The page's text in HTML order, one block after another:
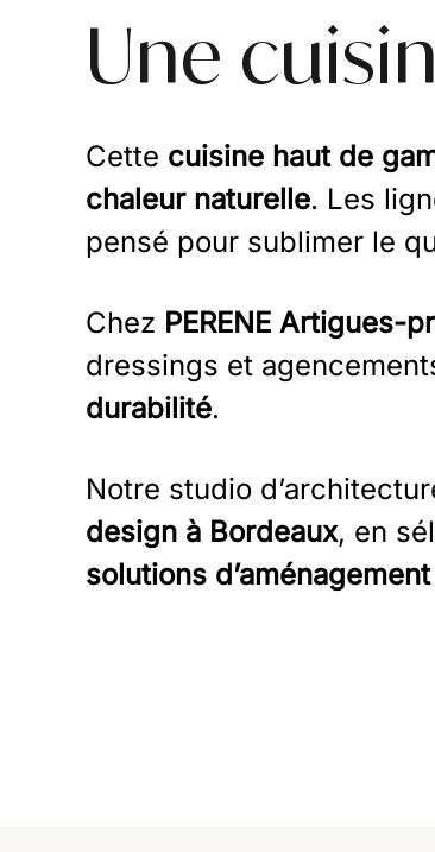
Une
Cette cuisine haut de
chaleur naturelle. Les
pensé pour sublimer le
Chez PERENE Artigues-
dressings et
durabilité.
Notre studio
design à Bordeaux, en
solutions